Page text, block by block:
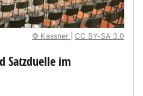
© Kassner |CC BY-SA 3.0
Satzduelle im